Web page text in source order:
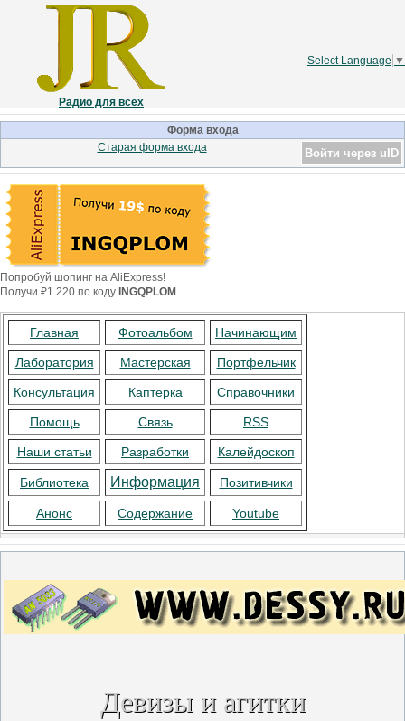
Радио для всех
Select Language ▼
Форма входа
Войти через uID
Старая форма входа
Попробуй шопинг на AliExpress!
Получи ₽1 220 по коду INGQPLOM
Главная Фотоальбом Начинающим
Лаборатория Мастерская Портфельчик
Консультация Каптерка Справочники
Помощь Связь RSS
Наши статьи Разработки Калейдоскоп
Библиотека Информация Позитивчики
Анонс Содержание Youtube
Девизы и агитки